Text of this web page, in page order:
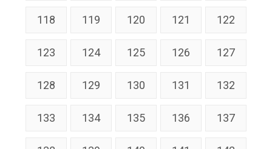
118 119 120 121 122
123 124 125 126 127
128 129 130 131 132
133 134 135 136 137